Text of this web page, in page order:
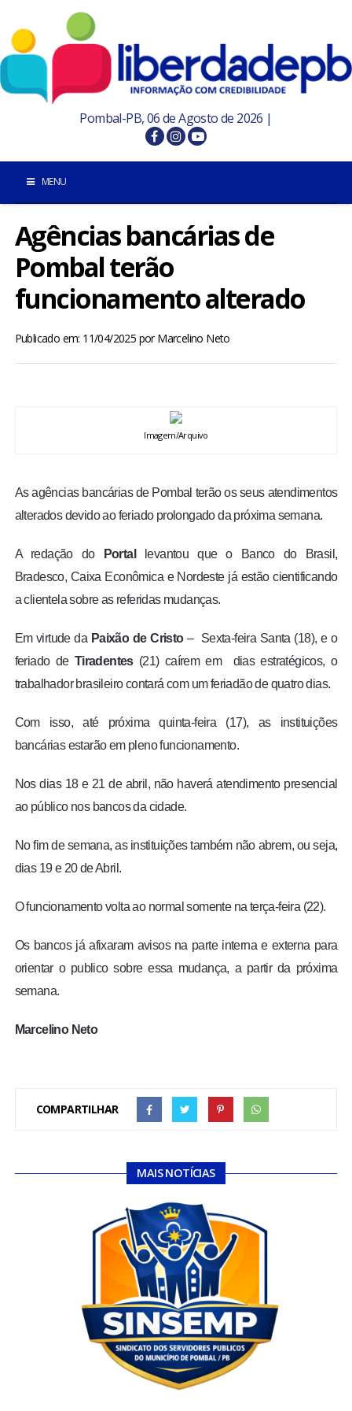
Pombal-PB, 06 de Agosto de 2026 |
MENU
INÍCIO
POMBAL E REGIÃO
BRASIL
ENTRETENIMENTO
TV LPB
FOTOS
Agências bancárias de
Pombal terão
funcionamento alterado
Publicado em: 11/04/2025 porMarcelino Neto
Imagem/Arquivo
As agências bancárias de Pombal terão os seus atendimentos
alterados devido ao feriado prolongado da próxima semana.
A redação do Portal
levantou que o Banco do Brasil,
Bradesco, Caixa Econômica e Nordeste já estão cientificando
a clientela sobre as referidas mudanças.
Em virtude da Paixão de Cristo– Sexta-feira Santa (18), e o
feriado de Tiradentes(21) caírem em dias estratégicos, o
trabalhador brasileiro contará com um feriadão de quatro dias.
Com isso, até próxima quinta-feira (17), as instituições
bancárias estarão em pleno funcionamento.
Nos dias 18 e 21 de abril, não haverá atendimento presencial
ao público nos bancos da cidade.
No fim de semana, as instituições também não abrem, ou seja,
dias 19 e 20 de Abril.
O funcionamento volta ao normal somente na terça-feira (22).
Os bancos já afixaram avisos na parte interna e externa para
orientar o publico sobre essa mudança, a partir da próxima
semana.
Marcelino Neto
COMPARTILHAR
MAIS NOTÍCIAS